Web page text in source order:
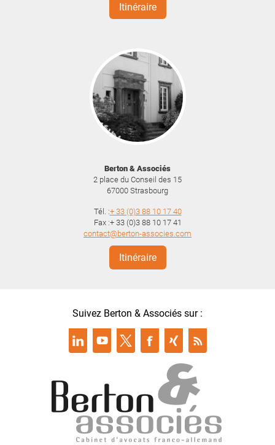
Itinéraire
Berton & Associés
2 place du Conseil des 15
67000 Strasbourg
Tél. :+ 33 (0)3 88 10 17 40
Fax :+ 33 (0)3 88 10 17 41
contact@berton-associes.com
Itinéraire
Suivez Berton & Associés sur :